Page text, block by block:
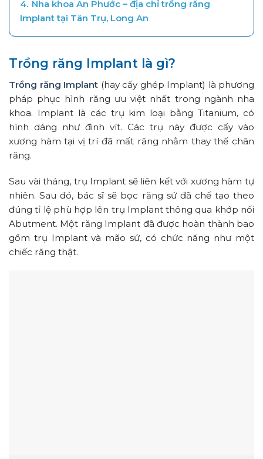
4. Nha khoa An Phước – địa chỉ trồng răng
Implant tại Tân Trụ, Long An
Trồng răng Implant là gì?
Trồng răng Implant (hay cấy ghép Implant) là phương
pháp phục hình răng ưu việt nhất trong ngành nha
khoa. Implant là các trụ kim loại bằng Titanium, có
hình dáng như đinh vít. Các trụ này được cấy vào
xương hàm tại vị trí đã mất răng nhằm thay thế chân
răng.
Sau vài tháng, trụ Implant sẽ liên kết với xương hàm tự
nhiên. Sau đó, bác sĩ sẽ bọc răng sứ đã chế tạo theo
đúng tỉ lệ phù hợp lên trụ Implant thông qua khớp nối
Abutment. Một răng Implant đã được hoàn thành bao
gồm trụ Implant và mão sứ, có chức năng như một
chiếc răng thật.